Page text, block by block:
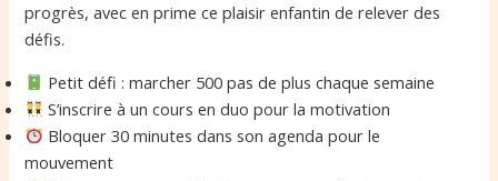
progrès, avec en prime ce plaisir enfantin de relever des
défis.
Petit défi : marcher 500 pas de plus chaque semaine
S’inscrire à un cours en duo pour la motivation
Bloquer 30 minutes dans son agenda pour le
mouvement